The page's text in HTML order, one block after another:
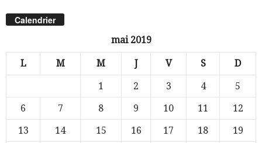
Calendrier
mai 2019
L M M J V S D
1 2 3 4
5
6
7 8 9 10 11
12
13
14 15 16 17 18
19